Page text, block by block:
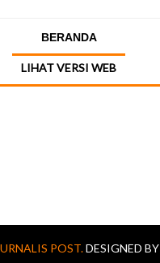
BERANDA
LIHAT VERSI WEB
POST.DESIGNED BY